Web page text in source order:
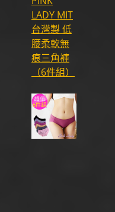
LADY MIT
台灣製 低
腰柔軟無
痕三角褲
（6件組）